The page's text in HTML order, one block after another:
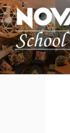
コ
ン
テ
ン
ツ
へ
ス
駅前留学
英会話スクール・